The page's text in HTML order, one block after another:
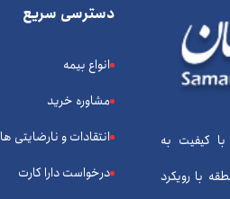
کیفیت به
با رویکرد
دسترسی سریع
انواع بیمه
مشاوره خرید
انتقادات و نارضایتی ها
درخواست دارا کارت